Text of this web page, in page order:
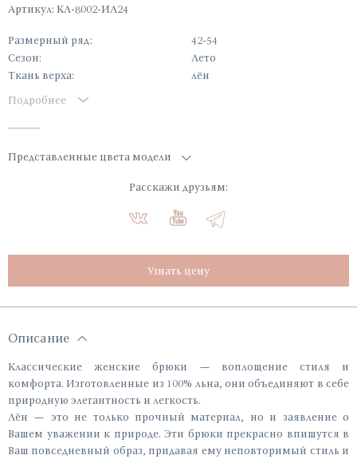
Артикул: КЛ-8002-ИЛ24
Размерный ряд:
42-54
Сезон:
Лето
Ткань верха:
лён
Подробнее
Представленные цвета модели
Расскажи друзьям:
Узнать цену
Описание
Классические женские брюки — воплощение стиля и
комфорта. Изготовленные из 100% льна, они объединяют в себе
природную элегантность и легкость.
Лён — это не только прочный материал, но и заявление о
Вашем уважении к природе. Эти брюки прекрасно впишутся в
Ваш повседневный образ, придавая ему неповторимый стиль и